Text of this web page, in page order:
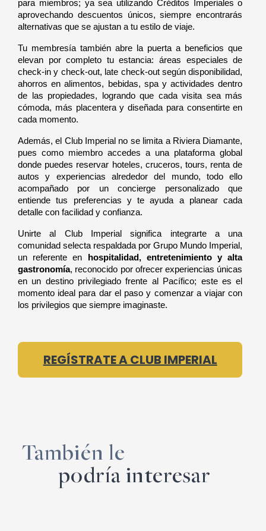
para miembros; ya sea utilizando Créditos Imperiales o
aprovechando descuentos únicos, siempre encontrarás
alternativas que se ajustan a tu estilo de viaje.
Tu membresía también abre la puerta a beneficios que
elevan por completo tu estancia: áreas especiales de
check-in y check-out, late check-out según disponibilidad,
ahorros en alimentos, bebidas, spa y actividades dentro
de las propiedades, logrando que cada visita sea más
cómoda, más placentera y diseñada para consentirte en
cada momento.
Además, el Club Imperial no se limita a Riviera Diamante,
pues como miembro accedes a una plataforma global
donde puedes reservar hoteles, cruceros, tours, renta de
autos y experiencias alrededor del mundo, todo ello
acompañado por un concierge personalizado que
entiende tus preferencias y te ayuda a planear cada
detalle con facilidad y confianza.
Unirte al Club Imperial significa integrarte a una
comunidad selecta respaldada por Grupo Mundo Imperial,
un referente en
hospitalidad, entretenimiento y alta
gastronomía, reconocido por ofrecer experiencias únicas
en un destino privilegiado frente al Pacífico; este es el
momento ideal para dar el paso y comenzar a viajar con
los privilegios que siempre imaginaste.
REGÍSTRATE A CLUB IMPERIAL
También le
podría interesar